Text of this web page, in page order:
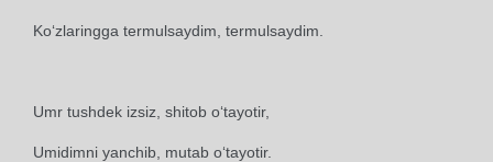
Ko‘zlaringga termulsaydim, termulsaydim.
Umr tushdek izsiz, shitob o‘tayotir,
Umidimni yanchib, mutab o‘tayotir.